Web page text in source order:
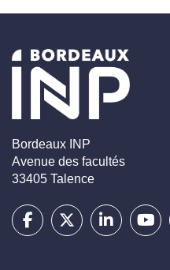
Bordeaux INP
Avenue des facultés
33405 Talence